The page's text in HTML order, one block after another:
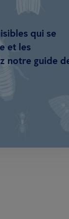
qui se
et les
notre guide